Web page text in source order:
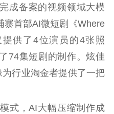
成备案的视频领域大模
寨首部AI微短剧《Where
提供了4位演员的4张照
74集短剧的制作。炫佳
为行业淘金者提供了一把
，AI大幅压缩制作成